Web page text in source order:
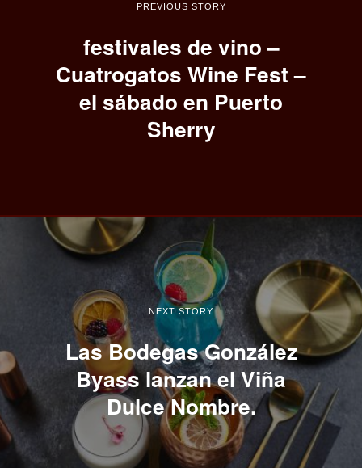
PREVIOUS STORY
festivales de vino –
Cuatrogatos Wine Fest –
el sábado en Puerto
Sherry
NEXT STORY
Las Bodegas González
Byass lanzan el Viña
Dulce Nombre.